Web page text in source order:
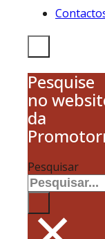
Pesquise
no
da
Pesquisar